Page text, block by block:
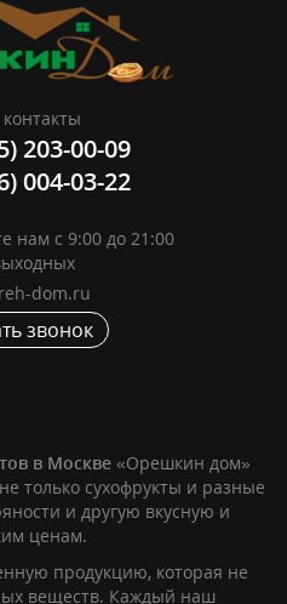
203-00-09
004-03-22
нам с 9:00 до 21:00
dom.ru
звонок
в Москве «Орешкин дом»
только сухофрукты и разные
и другую вкусную и
ценам.
продукцию, которая не
веществ. Каждый наш